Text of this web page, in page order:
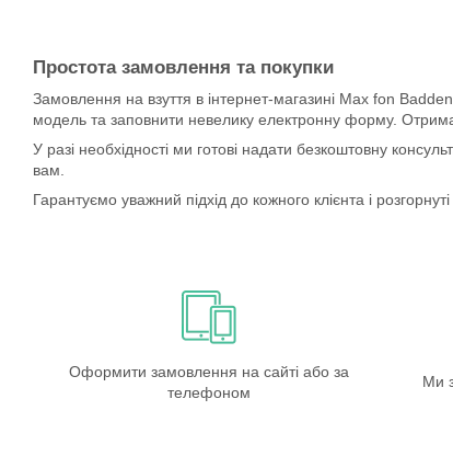
Простота замовлення та покупки
Замовлення на взуття в інтернет-магазині Max fon
модель та заповнити невелику електронну форму.
У разі необхідності ми готові надати безкоштовну
вам.
Гарантуємо уважний підхід до кожного клієнта і
Оформити замовлення на сайті або за
телефоном
Ми